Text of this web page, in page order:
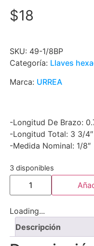
$18
SKU: 49-1/8BP
Categoría: Llaves
Marca: URREA
-Longitud De Brazo:
-Longitud Total: 3 3/4″
-Medida Nominal: 1/8″
3 disponibles
Loading...
Descripción